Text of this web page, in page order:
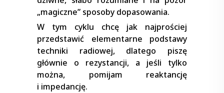
„magiczne” sposoby dopasowania.
W tym cyklu chcę jak najprościej
przedstawić elementarne podstawy
techniki radiowej, dlatego piszę
głównie o rezystancji, a jeśli tylko
można, pomijam reaktancję
i impedancję.